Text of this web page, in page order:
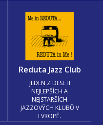
Reduta Jazz Club
JEDEN Z DESETI
NEJLEPŠÍCH A
NEJSTARŠÍCH
JAZZOVÝCH KLUBŮ V
EVROPĚ.